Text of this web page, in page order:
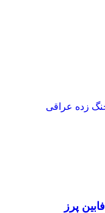
پرز